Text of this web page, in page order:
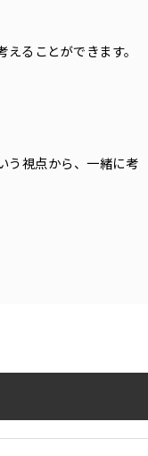
ることができます。
う視点から、一緒に考